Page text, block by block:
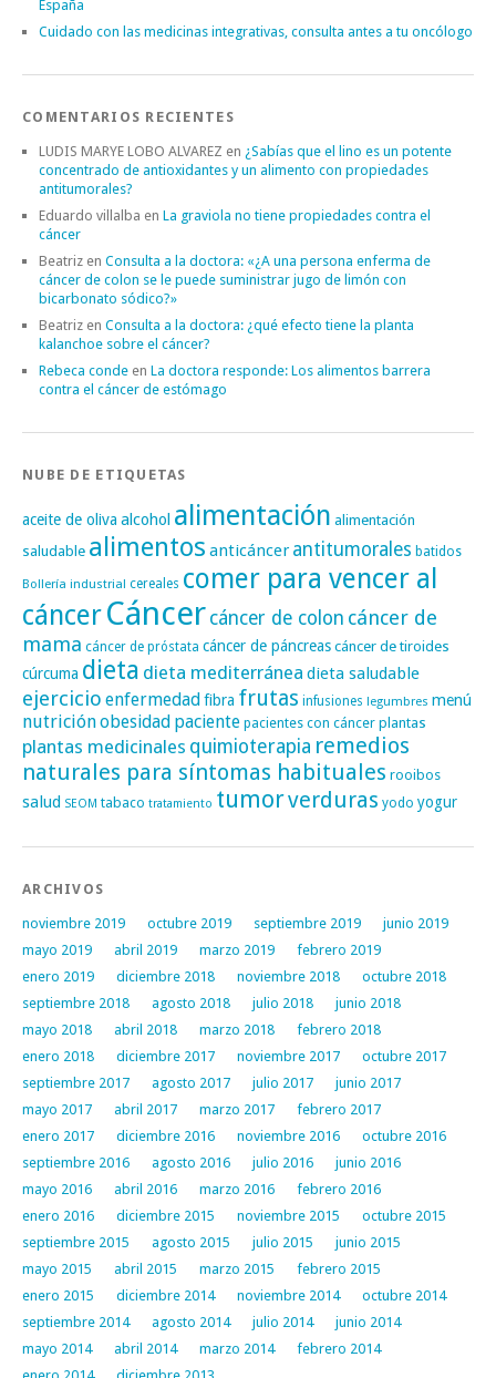
España
Cuidado con las medicinas integrativas, consulta antes a tu oncólogo
COMENTARIOS RECIENTES
LUDIS MARYE LOBO ALVAREZ en ¿Sabías que el lino es un potente
concentrado de antioxidantes y un alimento con propiedades
antitumorales?
Eduardo villalba en La graviola no tiene propiedades contra el
cáncer
Beatriz en Consulta a la doctora: «¿A una persona enferma de
cáncer de colon se le puede suministrar jugo de limón con
bicarbonato sódico?»
Beatriz en Consulta a la doctora: ¿qué efecto tiene la planta
kalanchoe sobre el cáncer?
Rebeca conde en La doctora responde: Los alimentos barrera
contra el cáncer de estómago
NUBE DE ETIQUETAS
aceite de oliva alcohol alimentación alimentación
saludable alimentos anticáncer antitumorales batidos
Bollería industrial cereales comer para vencer al
cáncerCáncer cáncer de colon cáncer de
mama cáncer de próstata cáncer de páncreascáncer de tiroides
cúrcuma dieta dieta mediterránea dieta saludable
ejercicio enfermedadfibra frutas infusiones legumbres menú
nutriciónobesidad paciente pacientes con cáncer plantas
plantas medicinales quimioterapia remedios
naturales para síntomas habituales rooibos
salud SEOM tabaco tratamiento tumorverduras yodo yogur
ARCHIVOS
noviembre 2019 octubre 2019 septiembre 2019
junio 2019
mayo 2019
abril 2019 marzo 2019
febrero 2019
enero 2019
diciembre 2018 noviembre 2018
octubre 2018
septiembre 2018
agosto 2018 julio 2018
junio 2018
mayo 2018
abril 2018 marzo 2018
febrero 2018
enero 2018
diciembre 2017 noviembre 2017
octubre 2017
septiembre 2017
agosto 2017 julio 2017
junio 2017
mayo 2017
abril 2017 marzo 2017
febrero 2017
enero 2017
diciembre 2016 noviembre 2016
octubre 2016
septiembre 2016
agosto 2016 julio 2016
junio 2016
mayo 2016
abril 2016 marzo 2016
febrero 2016
enero 2016
diciembre 2015 noviembre 2015
octubre 2015
septiembre 2015
agosto 2015 julio 2015
junio 2015
mayo 2015
abril 2015 marzo 2015
febrero 2015
enero 2015
diciembre 2014 noviembre 2014
octubre 2014
septiembre 2014
agosto 2014 julio 2014
junio 2014
mayo 2014
abril 2014 marzo 2014
febrero 2014